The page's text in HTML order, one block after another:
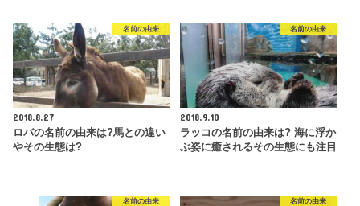
名前の由来
2018.8.27
ロバの名前の由来は?馬との違い
やその生態は?
名前の由来
2018.9.10
ラッコの名前の由来は? 海に浮か
ぶ姿に癒されるその生態にも注目
名前の由来 名前の由来